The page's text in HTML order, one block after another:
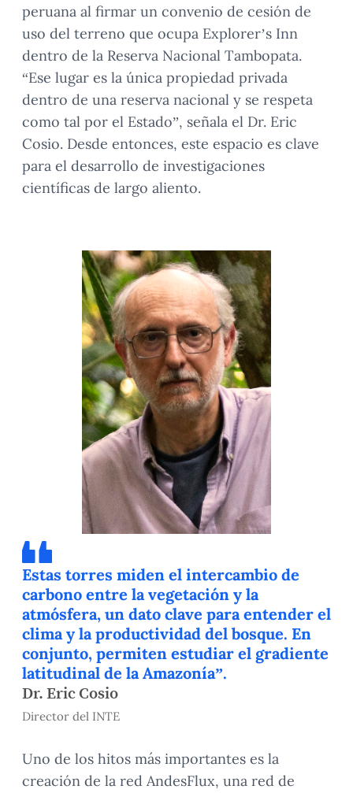
peruana al firmar un convenio de cesión de
uso del terreno que ocupa Explorer’s Inn
dentro de la Reserva Nacional Tambopata.
“Ese lugar es la única propiedad privada
dentro de una reserva nacional y se respeta
como tal por el Estado”, señala el Dr. Eric
Cosio. Desde entonces, este espacio es clave
para el desarrollo de investigaciones
científicas de largo aliento.
Estas torres miden el intercambio de
carbono entre la vegetación y la
atmósfera, un dato clave para entender el
clima y la productividad del bosque. En
conjunto, permiten estudiar el gradiente
latitudinal de la Amazonía”.
Dr. Eric Cosio
Director del INTE
Uno de los hitos más importantes es la
creación de la red AndesFlux, una red de